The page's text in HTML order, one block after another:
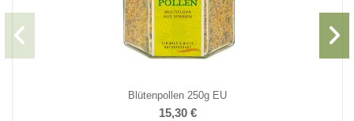
Blütenpollen 250g EU
15,30 €